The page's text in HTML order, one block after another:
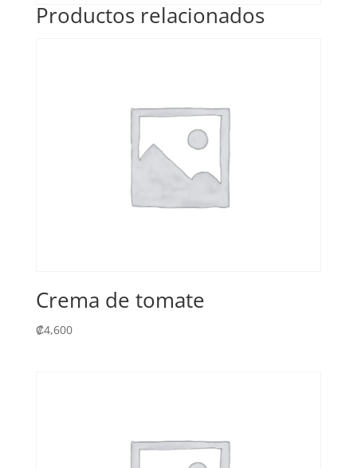
Productos relacionados
Crema de tomate
₡4,600